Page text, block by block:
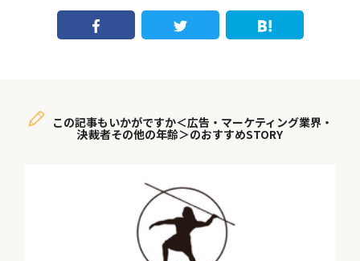
この記事もいかがですか＜広告・マーケティング業界・
決裁者その他の年齢＞のおすすめSTORY